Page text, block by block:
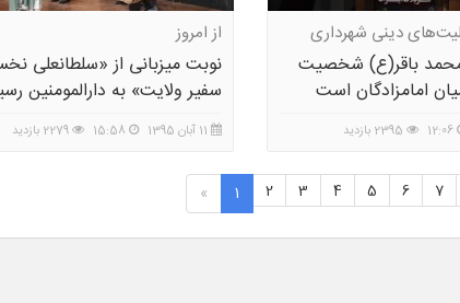
دینی شهرداری
محمد باقر(ع) شخصیت
امامزادگان است
از امروز
نوبت میزبانی از «سلطانعلی
سفیر ولایت» به دارالمومنین
11 آبان 1395 15:58 2279 بازدید
« 1 2 3 4 5 6 7